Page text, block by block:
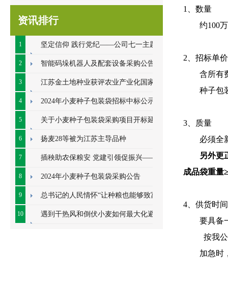
资讯排行
1 坚定信仰 践行党纪——公司七一主题党
日系列活动顺利开展
2 智能码垛机器人及配套设备采购公告
3 江苏金土地种业获评农业产业化国家重
点龙头企业
4 2024年小麦种子包装袋招标中标公示
5 关于小麦种子包装袋采购项目开标延期
的公告
6 扬麦28等被为江苏主导品种
7 插秧助农保粮安 党建引领促振兴——七
里甸社区党总支、公司党支部联合开展插秧助
农耕
8 2024年小麦种子包装袋采购公告
9 总书记的人民情怀“让种粮也能够致富”
10 遇到干热风和倒伏小麦如何最大化避免
1、数量
约100
2、招标单价
含所有
种子包
3、质量
必须全
另外更
成品袋重量≥
4、供货时间
要具备
按我
加急时